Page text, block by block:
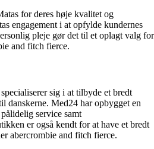
for deres høje kvalitet og
engagement i at opfylde kundernes
pleje gør det til et oplagt valg for
and fitch fierce.
sig i at tilbyde et bredt
danskerne. Med24 har opbygget en
service samt
er også kendt for at have et bredt
abercrombie and fitch fierce.